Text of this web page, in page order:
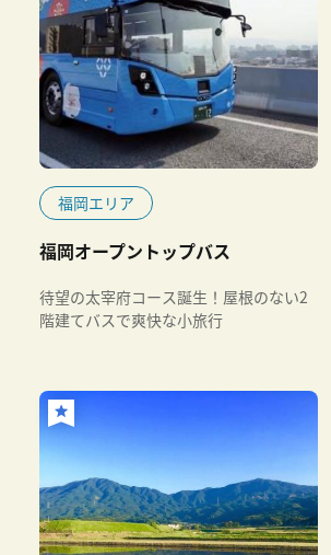
福岡エリア
福岡オープントップバス
待望の太宰府コース誕生！屋根のない2
階建てバスで爽快な小旅行